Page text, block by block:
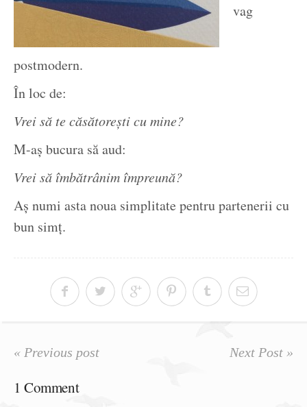
vag
postmodern.
În loc de:
Vrei să te căsătorești cu mine?
M-aș bucura să aud:
Vrei să îmbătrânim împreună?
Aș numi asta noua simplitate pentru partenerii cu
bun simț.
« Previous post Next Post »
1 Comment